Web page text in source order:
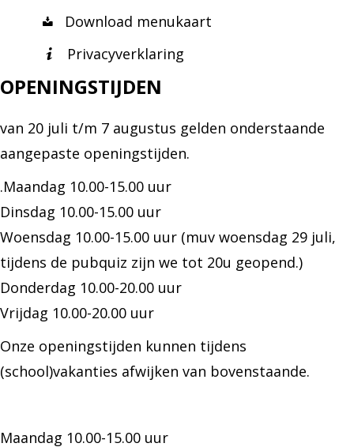
Download menukaart
Privacyverklaring
OPENINGSTIJDEN
van 20 juli t/m 7 augustus gelden onderstaande
aangepaste openingstijden.
.Maandag 10.00-15.00 uur
Dinsdag 10.00-15.00 uur
Woensdag 10.00-15.00 uur (muv woensdag 29 juli,
tijdens de pubquiz zijn we tot 20u geopend.)
Donderdag 10.00-20.00 uur
Vrijdag 10.00-20.00 uur
Onze openingstijden kunnen tijdens
(school)vakanties afwijken van bovenstaande.
Maandag 10.00-15.00 uur